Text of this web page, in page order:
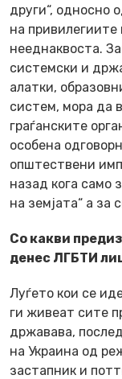
други“, односно
на
нееднаквоста.
системски и
алатки,
систем, мора да
граѓанските
особена
општествени
назад кога само
на земјата“ а за
Со какви
денес ЛГБТИ
Луѓето кои се
ги живеат сите
државава,
на Украина од
застапник и